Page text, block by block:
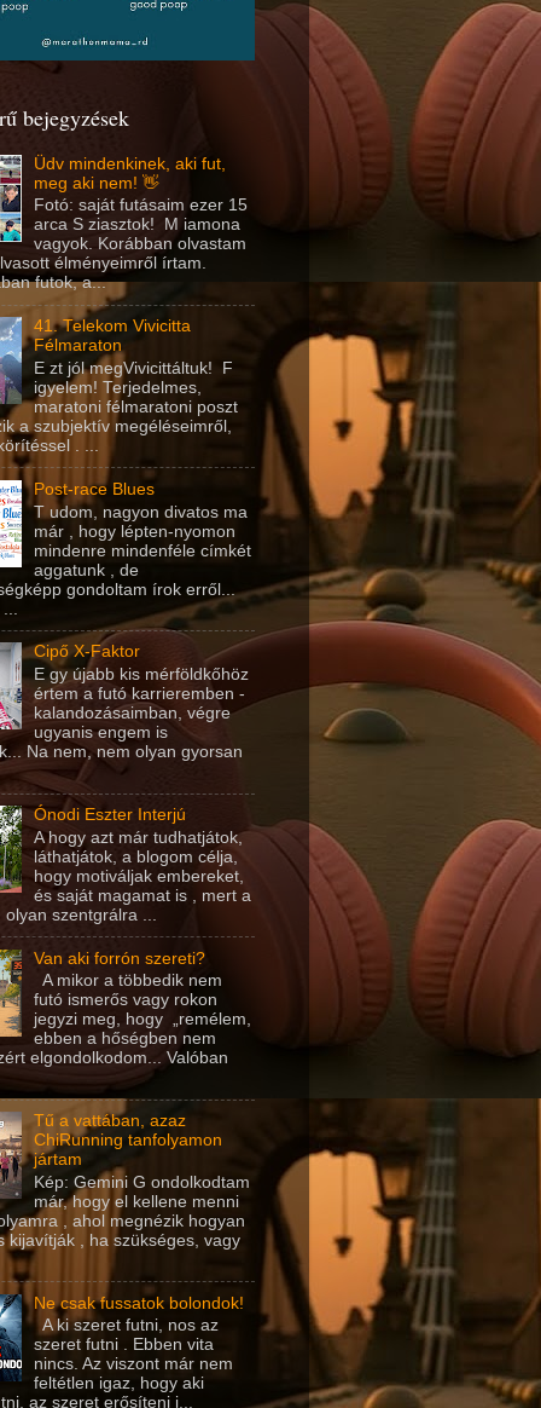
bejegyzések
Üdv mindenkinek, aki fut,
meg aki nem! 👋
Fotó: saját futásaim ezer 15
arca S ziasztok! M iamona
vagyok. Korábban olvastam
élményeimről írtam.
futok, a...
41. Telekom Vivicitta
Félmaraton
E zt jól megVivicittáltuk! F
igyelem! Terjedelmes,
maratoni félmaratoni poszt
a szubjektív megéléseimről,
. ...
Post-race Blues
T udom, nagyon divatos ma
már , hogy lépten-nyomon
mindenre mindenféle címkét
aggatunk , de
gondoltam írok erről...
Cipő X-Faktor
E gy újabb kis mérföldkőhöz
értem a futó karrieremben -
kalandozásaimban, végre
ugyanis engem is
Na nem, nem olyan gyorsan
Ónodi Eszter Interjú
A hogy azt már tudhatjátok,
láthatjátok, a blogom célja,
hogy motiváljak embereket,
és saját magamat is , mert a
szentgrálra ...
Van aki forrón szereti?
A mikor a többedik nem
futó ismerős vagy rokon
jegyzi meg, hogy „remélem,
ebben a hőségben nem
elgondolkodom... Valóban
Tű a vattában, azaz
ChiRunning tanfolyamon
jártam
Kép: Gemini G ondolkodtam
már, hogy el kellene menni
, ahol megnézik hogyan
kijavítják , ha szükséges, vagy
Ne csak fussatok bolondok!
A ki szeret futni, nos az
szeret futni . Ebben vita
nincs. Az viszont már nem
feltétlen igaz, hogy aki
az szeret erősíteni i...